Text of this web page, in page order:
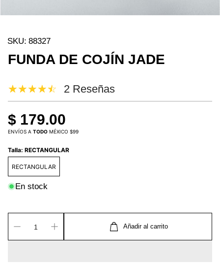
SKU:88327
FUNDA DE COJÍN JADE
2 Reseñas
$ 179.00
ENVÍOS A TODO MÉXICO $99
Talla: RECTANGULAR
RECTANGULAR
En stock
Añadir al carrito